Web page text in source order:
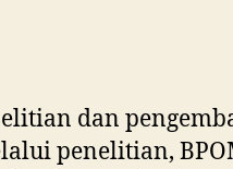
dan
penelitian,